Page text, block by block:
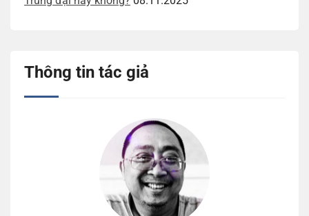
Thông tin tác giả